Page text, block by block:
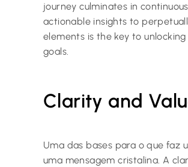
journey culminates in
actionable insights to
elements is the key to
goals.
Clarity and
Uma das bases para o que faz
uma mensagem cristalina. A